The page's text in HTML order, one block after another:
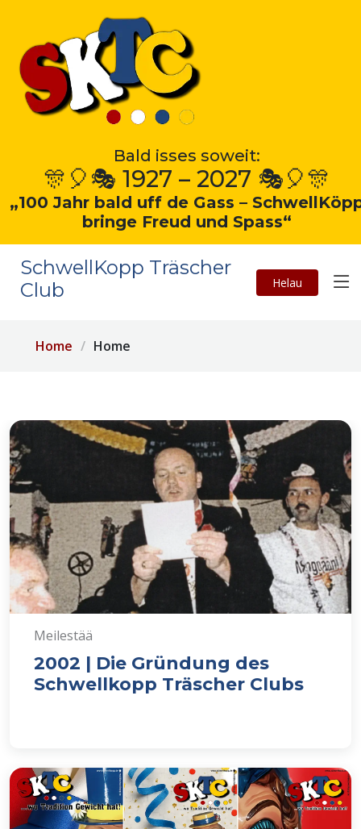
Bald isses soweit:
🎊🎈🎭 1927 – 2027 🎭🎈🎊
„100 Jahr bald uff de Gass –
bringe Freud und Spass“
SchwellKopp Träscher
Club
Helau
Home Home
Meilestää
2002 | Die Gründung des
Schwellkopp Träscher Clubs